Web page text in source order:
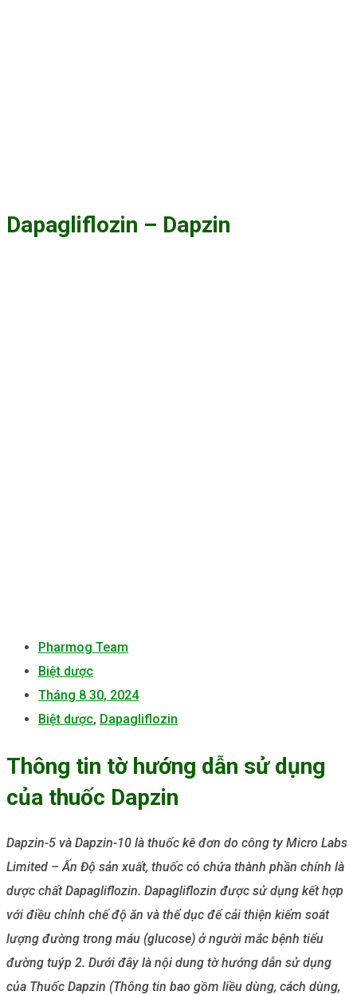
Dapagliflozin – Dapzin
Pharmog Team
Biệt dược
Tháng 8 30, 2024
Biệt dược, Dapagliflozin
Thông tin tờ hướng dẫn sử dụng
của thuốc Dapzin
Dapzin-5 và Dapzin-10 là thuốc kê đơn do công ty Micro Labs
Limited – Ấn Độ sản xuất, thuốc có chứa thành phần chính là
dược chất Dapagliflozin. Dapagliflozin được sử dụng kết hợp
với điều chỉnh chế độ ăn và thể dục để cải thiện kiểm soát
lượng đường trong máu (glucose) ở người mắc bệnh tiểu
đường tuýp 2. Dưới đây là nội dung tờ hướng dẫn sử dụng
của Thuốc Dapzin (Thông tin bao gồm liều dùng, cách dùng,